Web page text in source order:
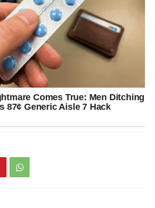
dolazi?
može biti:
ne daje isto,
zdravo za gotovo,
ne vodi nigde i da se vrtite u krug.